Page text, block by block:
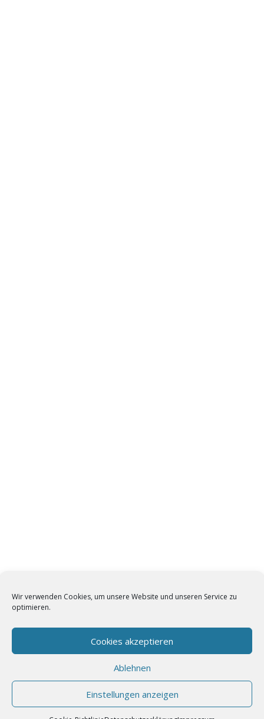
Wir verwenden Cookies, um unsere Website und unseren Service zu
optimieren.
Cookies akzeptieren
Ablehnen
Einstellungen anzeigen